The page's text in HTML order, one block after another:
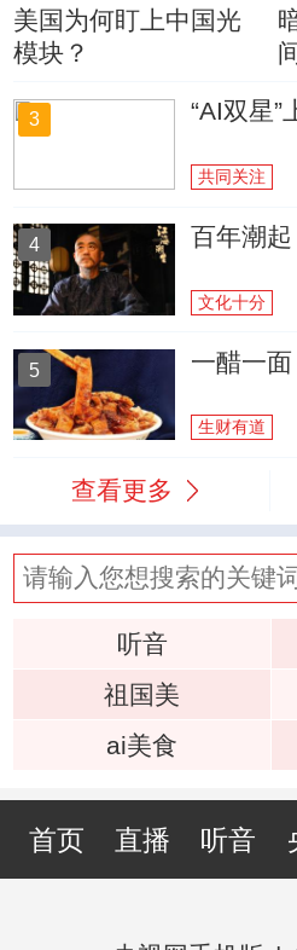
美国为何盯上中国光
模块？
3 “AI双星”
共同关注
4 百年潮
文化十分
5 一醋一面
生财有道
查看更多
听音
祖国美
ai美食
首页 直播 听音